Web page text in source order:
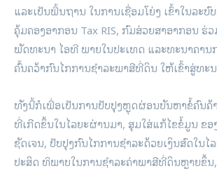
ແລະເປັນພື້ນຖານ ໃນການເຊື່ອມໂຍ່ງ ເຂົ້າໃນລະບົ
ຄຸ້ມຄອງອາກອນ Tax RIS, ກົມສ່ວຍສາອາກອນ ຮ່
ພັດທະນາ ໄອທີ ພາຍໃນປະເທດ ແລະທະນາຄານ
ຄົ້ນຄວ້າກົນໄກການຊໍາລະພາສີທີ່ດິນ ໃຫ້ເຂົ້າສູ່ທະ
ທັງນີ້ກໍເພື່ອເປັນການປັບປຸງຫຼຸດຜ່ອນບັນຫາຂໍ້ຄົນຄ້
ທີ່ເກີດຂຶ້ນໃນໄລຍະຜ່ານມາ, ສຸມໃສ່ແກ້ໄຂຂໍ້ມູນ ຂ
ຊັດເຈນ, ປັບປຸງກົນໄກການຊໍາລະດ້ວຍເງິນສົດໃນໄ
ປະສິດ ທິພາບໃນການຊໍາລະຄ່າພາສີທີ່ດິນຫຼາຍຂຶ້ນ